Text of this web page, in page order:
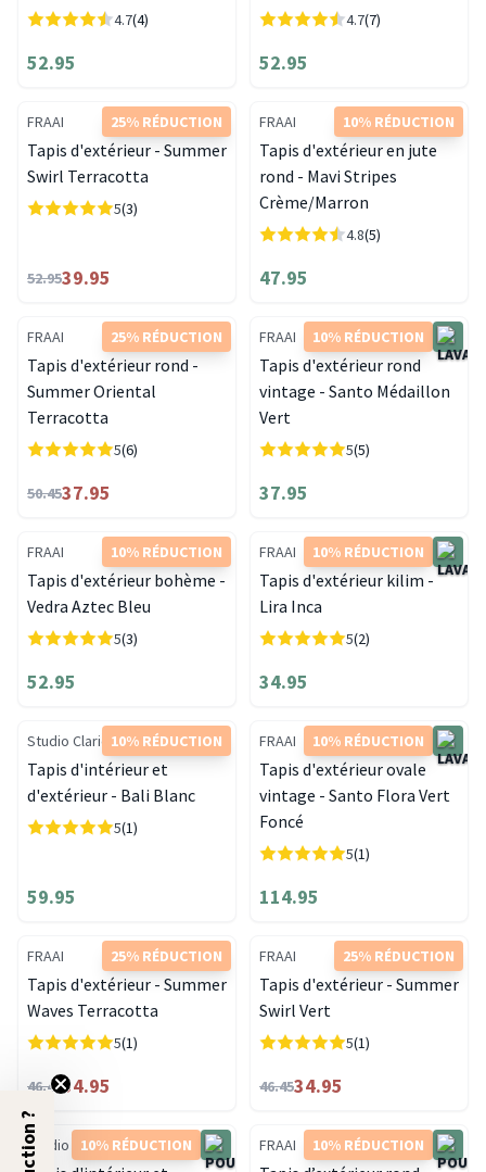
4.7(4)
52.95
4.7(7)
52.95
25% RÉDUCTION
FRAAI
Tapis d'extérieur - Summer
Swirl Terracotta
5(3)
52.9539.95
10% RÉDUCTION
FRAAI
Tapis d'extérieur en jute
rond - Mavi Stripes
Crème/Marron
4.8(5)
47.95
25% RÉDUCTION
FRAAI
Tapis d'extérieur rond -
Summer Oriental
Terracotta
5(6)
50.4537.95
10% RÉDUCTION
FRAAI
Tapis d'extérieur rond
vintage - Santo Médaillon
Vert
5(5)
37.95
10% RÉDUCTION
FRAAI
Tapis d'extérieur bohème -
Vedra Aztec Bleu
5(3)
52.95
10% RÉDUCTION
FRAAI
Tapis d'extérieur kilim -
Lira Inca
5(2)
34.95
10% RÉDUCTION
Studio Clarice
Tapis d'intérieur et
d'extérieur - Bali Blanc
5(1)
59.95
10% RÉDUCTION
FRAAI
Tapis d'extérieur ovale
vintage - Santo Flora Vert
Foncé
5(1)
114.95
25% RÉDUCTION
FRAAI
Tapis d'extérieur - Summer
Waves Terracotta
5(1)
46.4534.95
25% RÉDUCTION
FRAAI
Tapis d'extérieur - Summer
Swirl Vert
5(1)
46.4534.95
10% RÉDUCTION
Studio Clarice 10% RÉDUCTION
FRAAI